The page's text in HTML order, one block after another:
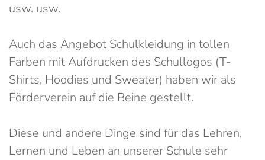
usw. usw.
Auch das Angebot Schulkleidung in tollen
Farben mit Aufdrucken des Schullogos (T-
Shirts, Hoodies und Sweater) haben wir als
Förderverein auf die Beine gestellt.
Diese und andere Dinge sind für das Lehren,
Lernen und Leben an unserer Schule sehr